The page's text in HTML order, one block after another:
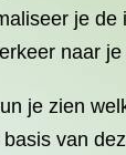
je
naar
je zien
van